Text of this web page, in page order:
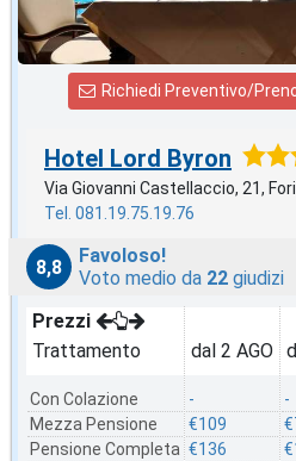
Richiedi Preventivo/
Hotel Lord Byron
Via Giovanni Castellaccio, 21,
Tel. 081.19.75.19.76
8,8
Favoloso!
Voto medio da 22 giudizi
Prezzi
Trattamento
Con Colazione
Mezza Pensione
Pensione Completa
dal 2 AGO
-
€109
€136
-